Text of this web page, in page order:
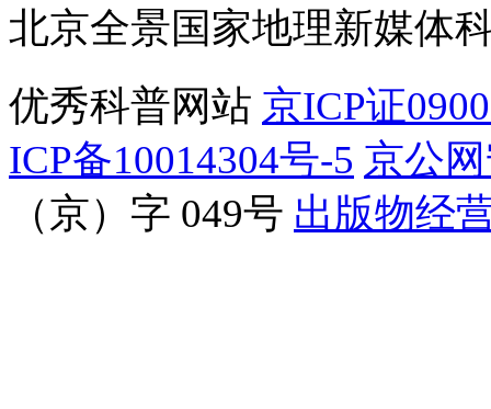
北京全景国家地理新媒体
优秀科普网站 京ICP证
ICP备10014304号-5 京公
（京）字 049号 出版物经